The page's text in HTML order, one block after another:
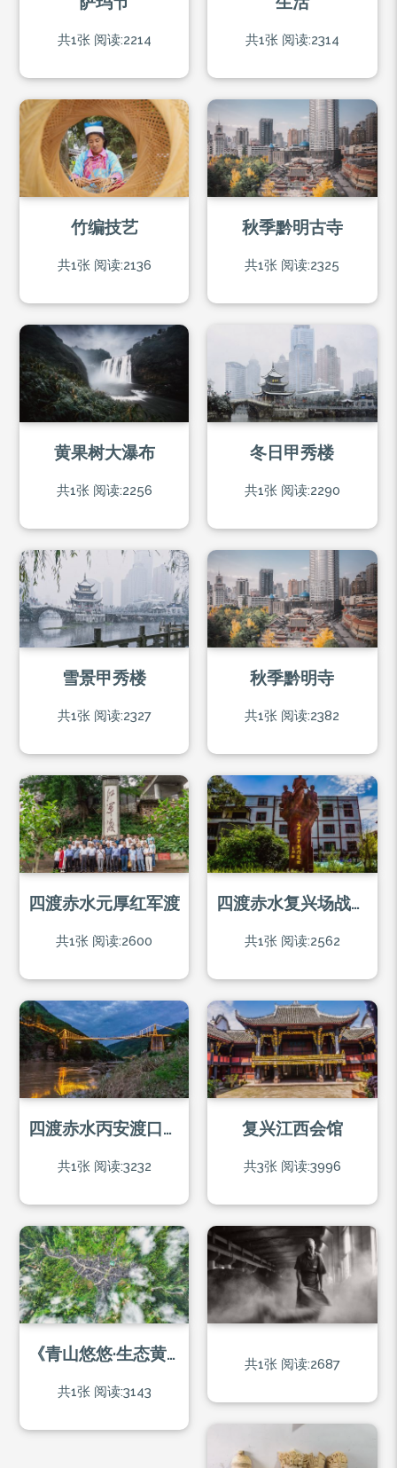
共1张 阅读:2214 共1张 阅读:2314
竹编技艺
共1张 阅读:2136
秋季黔明古寺
共1张 阅读:2325
黄果树大瀑布
共1张 阅读:2256
冬日甲秀楼
共1张 阅读:2290
雪景甲秀楼
共1张 阅读:2327
秋季黔明寺
共1张 阅读:2382
四渡赤水元厚红军渡
共1张 阅读:2600
四渡赤水复兴场战斗遗址
共1张 阅读:2562
四渡赤水丙安渡口铁索桥黄昏
共1张 阅读:3232
复兴江西会馆
共3张 阅读:3996
《青山悠悠·生态黄岗》
共1张 阅读:3143
共1张 阅读:2687